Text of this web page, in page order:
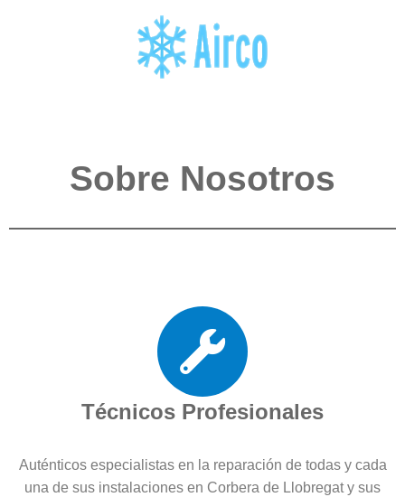
Sobre Nosotros
Técnicos Profesionales
Auténticos especialistas en la reparación de todas y cada
una de sus instalaciones en Corbera de Llobregat y sus